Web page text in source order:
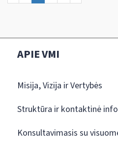
APIE VMI
Misija, Vizija ir Vertybės
Struktūra ir kontaktinė
Konsultavimasis su